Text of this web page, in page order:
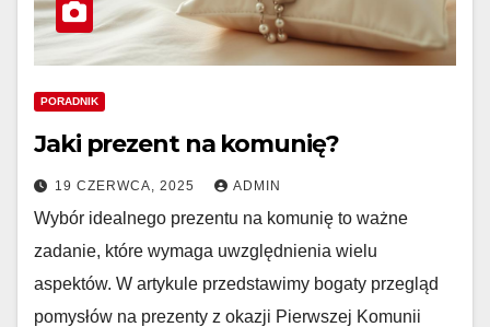
PORADNIK
Jaki prezent na komunię?
19 CZERWCA, 2025 ADMIN
Wybór idealnego prezentu na komunię to ważne
zadanie, które wymaga uwzględnienia wielu
aspektów. W artykule przedstawimy bogaty przegląd
pomysłów na prezenty z okazji Pierwszej Komunii